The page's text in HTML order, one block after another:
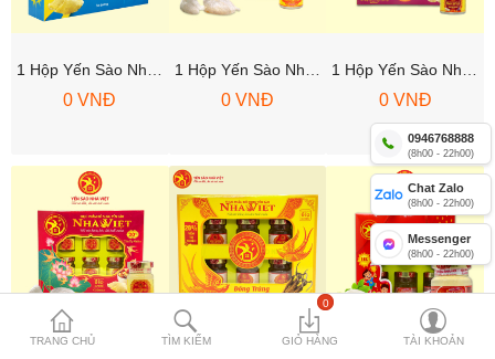
thích (0)
TRANG CHỦ TÌM KIẾM
0
GIỎ HÀNG TÀI KHOẢN
0 VNĐ 0 VNĐ 0 VNĐ
0946768888
(8h00 - 22h00)
Chat Zalo
(8h00 - 22h00)
Messenger
(8h00 - 22h00)